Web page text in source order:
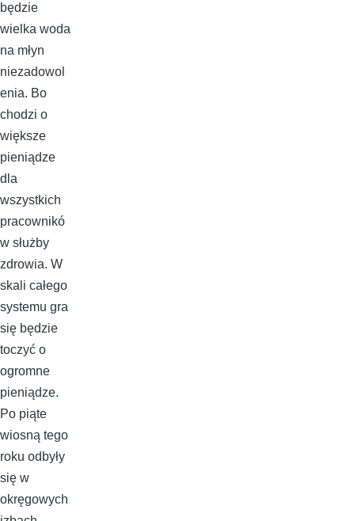
będzie
wielka woda
na młyn
niezadowol
enia. Bo
chodzi o
większe
pieniądze
dla
wszystkich
pracownikó
w służby
zdrowia. W
skali całego
systemu gra
się będzie
toczyć o
ogromne
pieniądze.
Po piąte
wiosną tego
roku odbyły
się w
okręgowych